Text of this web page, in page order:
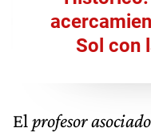
Sol con
El profesor